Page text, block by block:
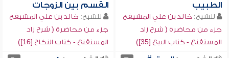
الطبيب
للشيخ: خالد بن علي المشيقح
جزء من محاضرة ( شرح زاد
المستقنع - كتاب البيع [35])
القسم بين الزوجات
للشيخ: خالد بن علي المشيقح
جزء من محاضرة ( شرح زاد
المستقنع - كتاب النكاح [16])